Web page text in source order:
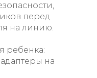
перед
на линию.
ребенка:
на